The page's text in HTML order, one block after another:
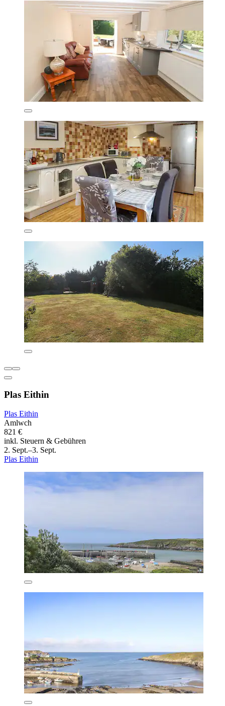
Plas Eithin
Plas Eithin
Amlwch
821 €
inkl. Steuern & Gebühren
2. Sept.–3. Sept.
Plas Eithin